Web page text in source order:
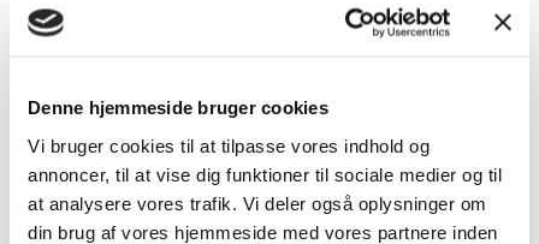
Denne hjemmeside bruger cookies
Vi bruger cookies til at tilpasse vores indhold og
annoncer, til at vise dig funktioner til sociale medier og til
at analysere vores trafik. Vi deler også oplysninger om
din brug af vores hjemmeside med vores partnere inden
til 7 grader Celsius. Disse temperaturer kan variere,
men det er disse gennemsnitsværdier, man bør have in
Typer af varmepumper og deres
egnethed
Flere varmepumpetyper findes på markedet. Luft-til-